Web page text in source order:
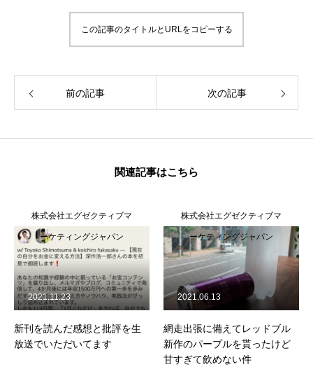
この記事のタイトルとURLをコピーする
前の記事 次の記事
関連記事はこちら
株式会社エグゼクティブマ
ーケティングジャパン
新刊を読んだ感想と批評を生
放送でいただいてます
2021.11.23
株式会社エグゼクティブマ
ーケティングジャパン
網走出張に備えてレッドブル
新作のパープルを貰ったけど
甘すぎて飲めない件
2021.06.13